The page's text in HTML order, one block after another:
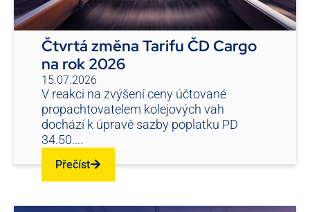
Čtvrtá změna Tarifu ČD Cargo
na rok 2026
15.07.2026
V reakci na zvýšení ceny účtované
propachtovatelem kolejových vah
dochází k úpravě sazby poplatku PD
34.50....
Přečíst